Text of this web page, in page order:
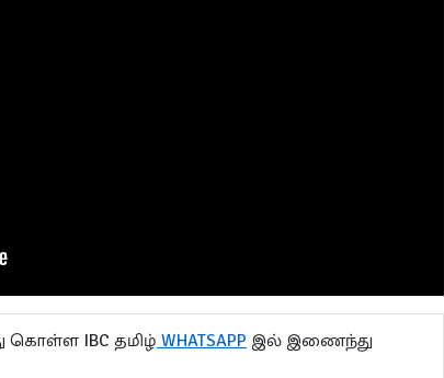
கொள்ள IBC தமிழ் WHATSAPP இல் இணைந்து